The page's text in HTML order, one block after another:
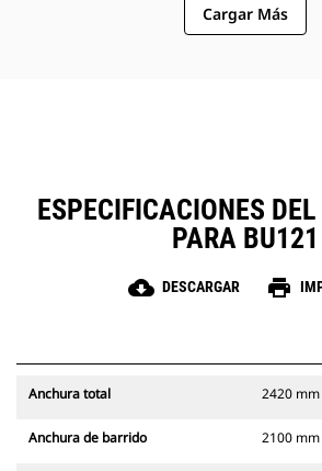
Cargar Más
ESPECIFICACIONES
PARA BU121
cloud_download DESCARGAR print
Anchura total 2420 mm
Anchura de barrido 2100 mm